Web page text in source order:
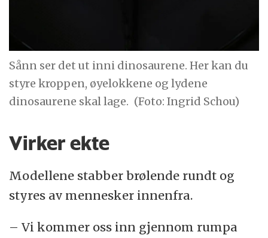
Sånn ser det ut inni dinosaurene. Her kan du
styre kroppen, øyelokkene og lydene
dinosaurene skal lage. (Foto: Ingrid Schou)
Virker ekte
Modellene stabber brølende rundt og
styres av mennesker innenfra.
– Vi kommer oss inn gjennom rumpa